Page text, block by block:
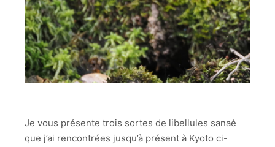
Je vous présente trois sortes de libellules sanaé
que j’ai rencontrées jusqu’à présent à Kyoto ci-